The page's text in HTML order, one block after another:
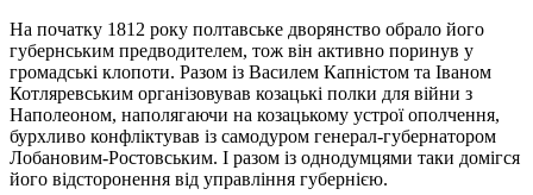
На початку 1812 року полтавське дворянство обрало його
губернським предводителем, тож він активно поринув у
громадські клопоти. Разом із Василем Капністом та Іваном
Котляревським організовував козацькі полки для війни з
Наполеоном, наполягаючи на козацькому устрої ополчення,
бурхливо конфліктував із самодуром генерал-губернатором
Лобановим-Ростовським. І разом із однодумцями таки домігся
його відсторонення від управління губернією.